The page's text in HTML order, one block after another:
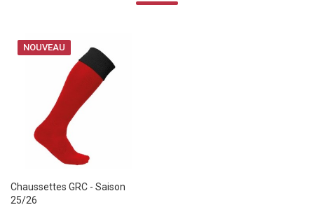
NOUVEAU
Chaussettes GRC - Saison
25/26